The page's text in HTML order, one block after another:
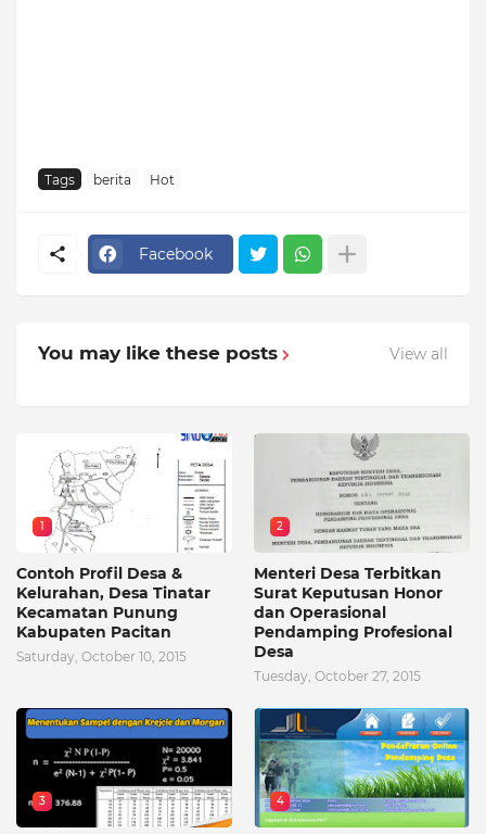
Tags berita Hot
Facebook
You may like these posts View all
1
Contoh Profil Desa &
Kelurahan, Desa Tinatar
Kecamatan Punung
Kabupaten Pacitan
Saturday, October 10, 2015
2
Menteri Desa Terbitkan
Surat Keputusan Honor
dan Operasional
Pendamping Profesional
Desa
Tuesday, October 27, 2015
3 4